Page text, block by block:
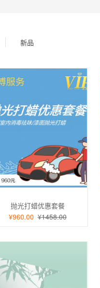
新品
抛光打蜡优惠套餐
¥960.00 ¥1458.00